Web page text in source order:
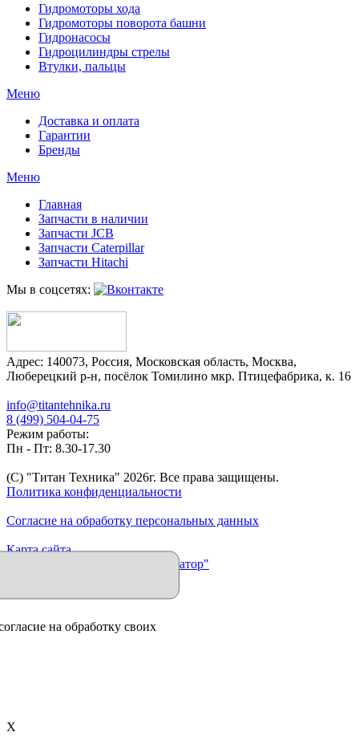
Гидромоторы хода
Гидромоторы поворота башни
Гидронасосы
Гидроцилиндры стрелы
Втулки, пальцы
Меню
Доставка и оплата
Гарантии
Бренды
Меню
Главная
Запчасти в наличии
Запчасти JCB
Запчасти Caterpillar
Запчасти Hitachi
Мы в соцсетях:
Адрес: 140073, Россия, Московская область, Москва,
Люберецкий р-н, посёлок Томилино мкр. Птицефабрика, к. 16
info@titantehnika.ru
8 (499) 504-04-75
Режим работы:
Пн - Пт: 8.30-17.30
(C) "Титан Техника" 2026г. Все права защищены.
Политика конфиденциальности
Согласие на обработку персональных данных
Карта сайта
Продвижение сайта "Иллюминатор"
на обработку своих
X